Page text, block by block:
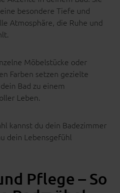
besondere Tiefe und
Atmosphäre, die Ruhe und
Möbelstücke oder
Farben setzen gezielte
Bad zu einem
Leben.
kannst du dein Badezimmer
dein Lebensgefühl
Pflege – So